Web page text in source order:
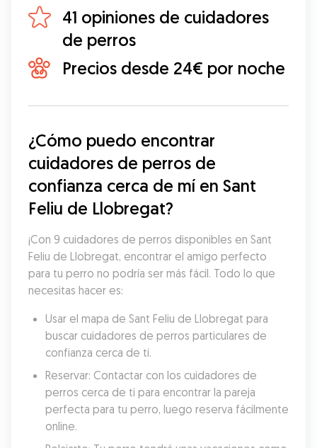
41 opiniones de cuidadores
de perros
Precios desde 24€ por noche
¿Cómo puedo encontrar
cuidadores de perros de
confianza cerca de mí en Sant
Feliu de Llobregat?
¡Con 9 cuidadores de perros disponibles en Sant
Feliu de Llobregat, encontrar el amigo perfecto
para tu perro no podría ser más fácil. Todo lo que
necesitas hacer es:
Usar el mapa de Sant Feliu de Llobregat para
buscar cuidadores de perros particulares de
confianza cerca de ti.
Reservar: Contactar con los cuidadores de
perros cerca de ti para encontrar la pareja
perfecta para tu perro, luego reserva fácilmente
online.